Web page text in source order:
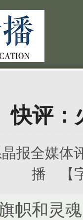
快评：
报全媒体
播 【
帜和灵